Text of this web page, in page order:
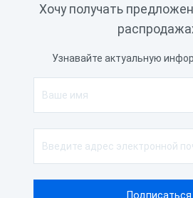
Хочу получать
Узнавайте актуальную